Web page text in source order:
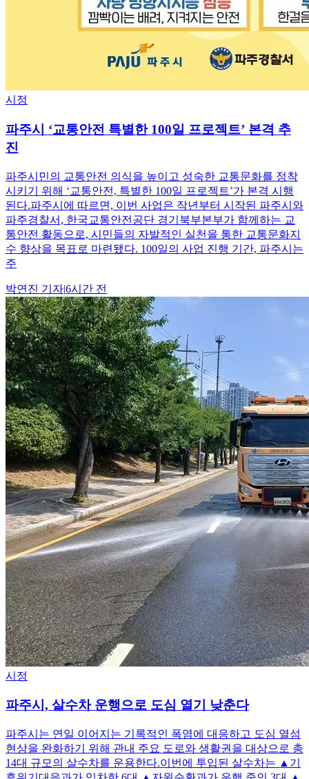
시정
파주시 ‘교통안전 특별한 100일 프로젝트’ 본격 추
진
파주시민의 교통안전 의식을 높이고 성숙한 교통문화를 정착
시키기 위해 ‘교통안전, 특별한 100일 프로젝트’가 본격 시행
된다.파주시에 따르면, 이번 사업은 작년부터 시작된 파주시와
파주경찰서, 한국교통안전공단 경기북부본부가 함께하는 교
통안전 활동으로, 시민들의 자발적인 실천을 통한 교통문화지
수 향상을 목표로 마련됐다. 100일의 사업 진행 기간, 파주시는
주
박연진 기자|6시간 전
시정
파주시, 살수차 운행으로 도심 열기 낮춘다
파주시는 연일 이어지는 기록적인 폭염에 대응하고 도심 열섬
현상을 완화하기 위해 관내 주요 도로와 생활권을 대상으로 총
14대 규모의 살수차를 운용한다.이번에 투입된 살수차는 ▲기